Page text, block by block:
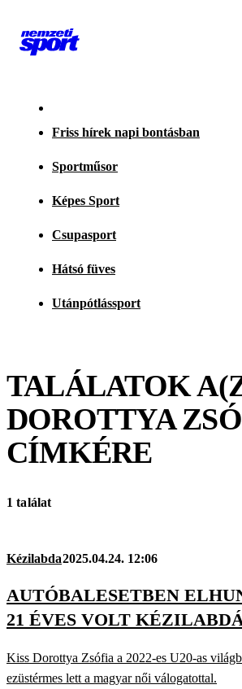
Friss hírek napi bontásban
Sportműsor
Képes Sport
Csupasport
Hátsó füves
Utánpótlássport
TALÁLATOK
DOROTTYA
CÍMKÉRE
1 találat
Kézilabda2025.04.24. 12:06
AUTÓBALESETBEN
21 ÉVES VOLT
Kiss Dorottya Zsófia a 2022-es U20-as
ezüstérmes lett a magyar női válogatottal.